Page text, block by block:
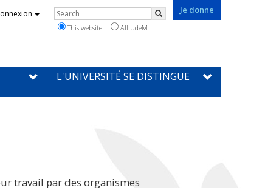
Je donne
Rechercher
Search
This website All UdeM
L'UNIVERSITÉ SE DISTINGUE
travail par des organismes